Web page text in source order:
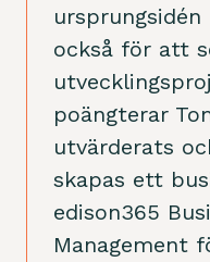
också för att
poängterar
utvärderats
skapas ett
edison365
Management